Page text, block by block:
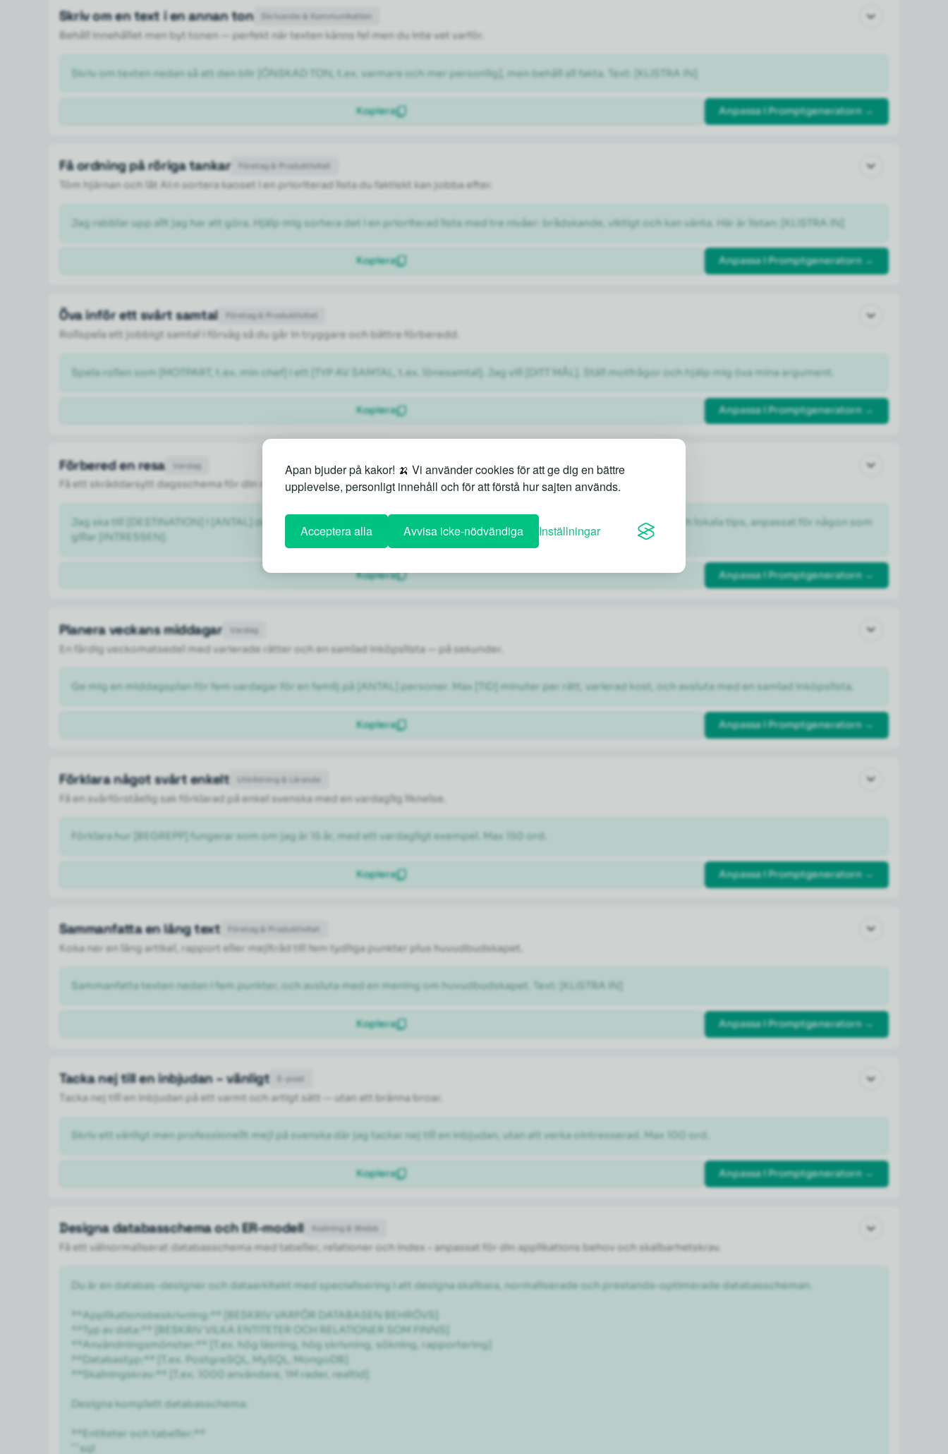
Apan bjuder på kakor! 🍌 Vi använder cookies för att ge dig en bättre
upplevelse, personligt innehåll och för att förstå hur sajten används.
Acceptera alla Avvisa icke-nödvändiga Inställningar
Skrivande & Kommunikation
Skriv om en text i en annan ton
Behåll innehållet men byt tonen — perfekt när texten känns fel men du inte vet varför.
Skriv om texten nedan så att den blir [ÖNSKAD TON, t.ex. varmare och mer personlig], men behåll all fakta. Text: [KLISTRA IN]
Kopiera Anpassa i Promptgeneratorn →
Företag & Produktivitet
Få ordning på röriga tankar
Töm hjärnan och låt AI:n sortera kaoset i en prioriterad lista du faktiskt kan jobba efter.
Jag rabblar upp allt jag har att göra. Hjälp mig sortera det i en prioriterad lista med tre nivåer: brådskande, viktigt och kan vänta. Här är listan: [KLISTRA IN]
Kopiera Anpassa i Promptgeneratorn →
Företag & Produktivitet
Öva inför ett svårt samtal
Rollspela ett jobbigt samtal i förväg så du går in tryggare och bättre förberedd.
Spela rollen som [MOTPART, t.ex. min chef] i ett [TYP AV SAMTAL, t.ex. lönesamtal]. Jag vill [DITT MÅL]. Ställ motfrågor och hjälp mig öva mina argument.
Kopiera Anpassa i Promptgeneratorn →
Vardag
Förbered en resa
Få ett skräddarsytt dagsschema för din resa med både kända sevärdheter och lokala guldkorn.
Jag ska till [DESTINATION] i [ANTAL] dagar i [MÅNAD]. Föreslå ett dagsschema med en blandning av kända sevärdheter och lokala tips, anpassat för någon som
gillar [INTRESSEN].
Kopiera Anpassa i Promptgeneratorn →
Vardag
Planera veckans middagar
En färdig veckomatsedel med varierade rätter och en samlad inköpslista — på sekunder.
Ge mig en middagsplan för fem vardagar för en familj på [ANTAL] personer. Max [TID] minuter per rätt, varierad kost, och avsluta med en samlad inköpslista.
Kopiera Anpassa i Promptgeneratorn →
Utbildning & Lärande
Förklara något svårt enkelt
Få en svårförståelig sak förklarad på enkel svenska med en vardaglig liknelse.
Förklara hur [BEGREPP] fungerar som om jag är 15 år, med ett vardagligt exempel. Max 150 ord.
Kopiera Anpassa i Promptgeneratorn →
Företag & Produktivitet
Sammanfatta en lång text
Koka ner en lång artikel, rapport eller mejltråd till fem tydliga punkter plus huvudbudskapet.
Sammanfatta texten nedan i fem punkter, och avsluta med en mening om huvudbudskapet. Text: [KLISTRA IN]
Kopiera Anpassa i Promptgeneratorn →
E-post
Tacka nej till en inbjudan – vänligt
Tacka nej till en inbjudan på ett varmt och artigt sätt — utan att bränna broar.
Skriv ett vänligt men professionellt mejl på svenska där jag tackar nej till en inbjudan, utan att verka ointresserad. Max 100 ord.
Kopiera Anpassa i Promptgeneratorn →
Kodning & Webb
Designa databasschema och ER-modell
Få ett välnormaliserat databasschema med tabeller, relationer och index – anpassat för din applikations behov och skalbarhetskrav.
Du är en databas-designer och dataarkitekt med specialisering i att designa skalbara, normaliserade och prestanda-optimerade databasscheman.
**Applikationsbeskrivning:** [BESKRIV VARFÖR DATABASEN BEHRÖVS]
**Typ av data:** [BESKRIV VILKA ENTITETER OCH RELATIONER SOM FINNS]
**Användningsmönster:** [T.ex. hög läsning, hög skrivning, sökning, rapportering]
**Databastyp:** [T.ex. PostgreSQL, MySQL, MongoDB]
**Skalningskrav:** [T.ex. 1000 användare, 1M rader, realtid]
Designa komplett databasschema:
**Entiteter och tabeller:**
```sql